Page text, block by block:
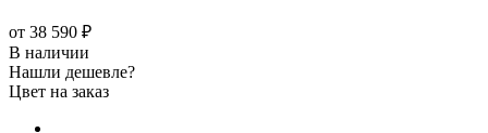
от 38 590 ₽
В наличии
Нашли дешевле?
Цвет на заказ